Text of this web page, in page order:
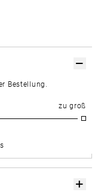
Bestellung.
zu groß